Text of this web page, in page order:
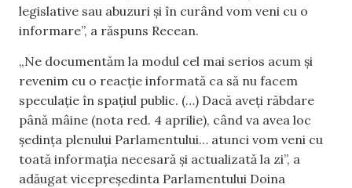
legislative sau abuzuri și în curând vom veni cu o
informare”, a răspuns Recean.
„Ne documentăm la modul cel mai serios acum și
revenim cu o reacție informată ca să nu facem
speculație în spațiul public. (…) Dacă aveți răbdare
până mâine (nota red. 4 aprilie), când va avea loc
ședința plenului Parlamentului… atunci vom veni cu
toată informația necesară și actualizată la zi”, a
adăugat vicepreședinta Parlamentului Doina